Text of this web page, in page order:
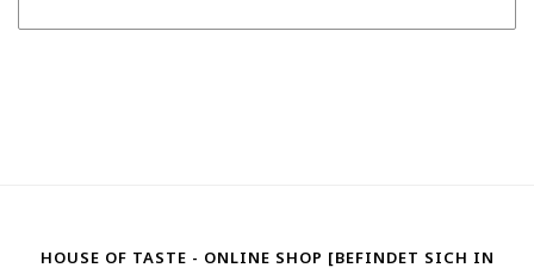
HOUSE OF TASTE - ONLINE SHOP [BEFINDET SICH IN